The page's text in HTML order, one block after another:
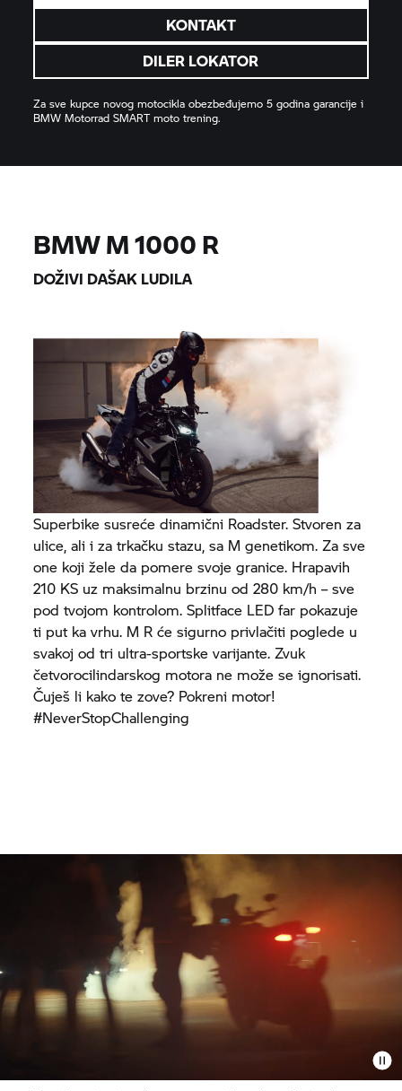
KONTAKT
DILER LOKATOR
Za sve kupce novog motocikla obezbeđujemo 5 godina garancije i
BMW Motorrad SMART moto trening.
BMW M 1000 R
DOŽIVI DAŠAK LUDILA
Superbike susreće dinamični Roadster. Stvoren za
ulice, ali i za trkačku stazu, sa M genetikom. Za sve
one koji žele da pomere svoje granice. Hrapavih
210 KS uz maksimalnu brzinu od 280 km/h – sve
pod tvojom kontrolom. Splitface LED far pokazuje
ti put ka vrhu. M R će sigurno privlačiti poglede u
svakoj od tri ultra-sportske varijante. Zvuk
četvorocilindarskog motora ne može se ignorisati.
Čuješ li kako te zove? Pokreni motor!
#NeverStopChallenging